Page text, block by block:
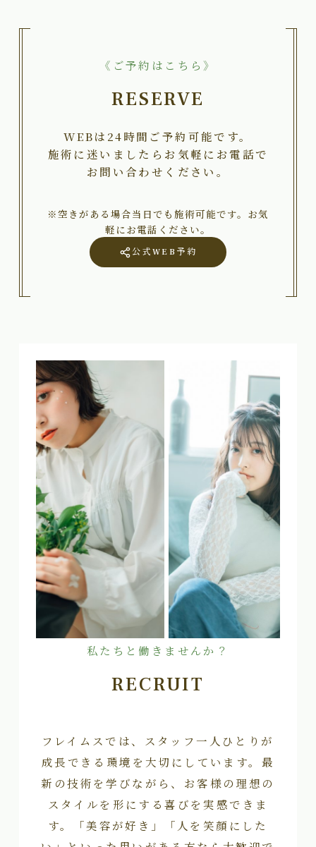
《ご予約はこちら》
RESERVE
WEBは24時間ご予約可能です。
施術に迷いましたらお気軽にお電話で
お問い合わせください。
※空きがある場合当日でも施術可能です。お気
軽にお電話ください。
公式WEB予約
私たちと働きませんか？
RECRUIT
フレイムスでは、スタッフ一人ひとりが
成長できる環境を大切にしています。最
新の技術を学びながら、お客様の理想の
スタイルを形にする喜びを実感できま
す。「美容が好き」「人を笑顔にした